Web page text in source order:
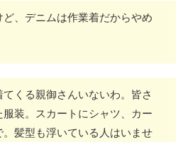
ど、デニムは作業着だからやめ
てくる親御さんいないわ。皆さ
装。スカートにシャツ、カー
髪型も浮いている人はいませ